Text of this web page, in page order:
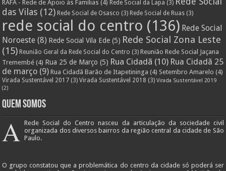
RAFA - Rede de Apoio às Famílias (4) Rede Social da Lapa (3)
das Vilas (12) Rede Social de Osasco (3) Rede Social de Ruas (3)
rede social do centro (136) Rede Social
Noroeste (8) Rede Social Vila Ede (5) Rede Social Zona Leste
(15) Reunião Geral da Rede Social do Centro (3) Reunião Rede Social Jaçana
Tremembé (4) Rua 25 de Março (5) Rua Cidadã (10) Rua Cidadã 25
de março (9) Rua Cidadã Barão de Itapetininga (4) Setembro Amarelo (4)
Virada Sustentável 2017 (3) Virada Sustentável 2018 (3) Virada Sustentável 2019
(2)
Quem Somos
A Rede Social do Centro nasceu da articulação da sociedade civil
organizada dos diversos bairros da região central da cidade de São
Paulo.
O grupo constatou que a problemática do centro da cidade só poderá ser